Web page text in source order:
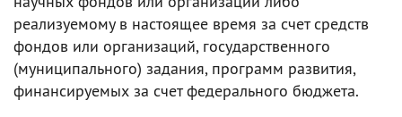
реализуемому в настоящее время за счет средств
фондов или организаций, государственного
(муниципального) задания, программ развития,
финансируемых за счет федерального бюджета.